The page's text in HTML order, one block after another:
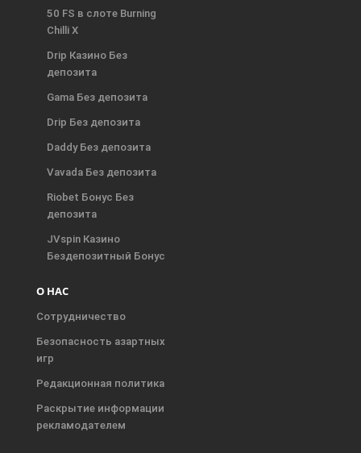
50 FS в слоте Burning
Chilli X
Drip Казино Без
депозита
Gama Без депозита
Drip Без депозита
Daddy Без депозита
Vavada Без депозита
Riobet Бонус Без
депозита
JVspin Казино
Бездепозитный Бонус
О НАС
Сотрудничество
Безопасность азартных
игр
Редакционная политика
Раскрытие информации
рекламодателем